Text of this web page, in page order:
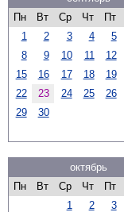
Пн
Вт Ср Чт Пт
1
2 3 4 5
8
9 10 11 12
15
16 17 18 19
22
23 24 25 26
29
30
октябрь
Пн
Вт Ср Чт Пт
1
2 3